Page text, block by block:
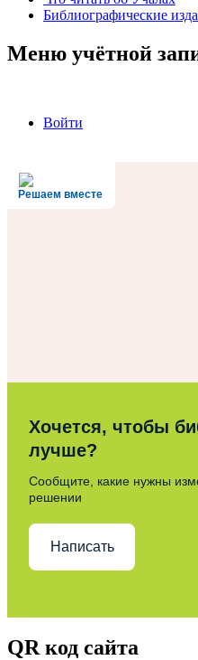
Библиографические
Меню учётной
Войти
Решаем вместе
Хочется, чтобы
лучше?
Сообщите, какие нужны
решении
Написать
QR код сайта